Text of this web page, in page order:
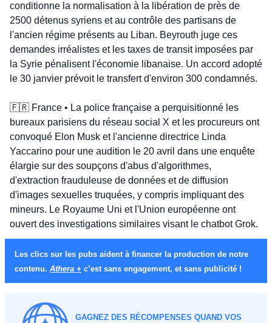
conditionne la normalisation à la libération de près de
2500 détenus syriens et au contrôle des partisans de
l'ancien régime présents au Liban. Beyrouth juge ces
demandes irréalistes et les taxes de transit imposées par
la Syrie pénalisent l'économie libanaise. Un accord adopté
le 30 janvier prévoit le transfert d'environ 300 condamnés.
🇫🇷 France • La police française a perquisitionné les
bureaux parisiens du réseau social X et les procureurs ont
convoqué Elon Musk et l'ancienne directrice Linda
Yaccarino pour une audition le 20 avril dans une enquête
élargie sur des soupçons d'abus d'algorithmes,
d'extraction frauduleuse de données et de diffusion
d'images sexuelles truquées, y compris impliquant des
mineurs. Le Royaume Uni et l'Union européenne ont
ouvert des investigations similaires visant le chatbot Grok.
Les clics sur les pubs aident à financer la production de notre
contenu. Athera + c’est sans engagement, et sans publicité !
GAGNEZ DES RÉCOMPENSES QUAND VOS